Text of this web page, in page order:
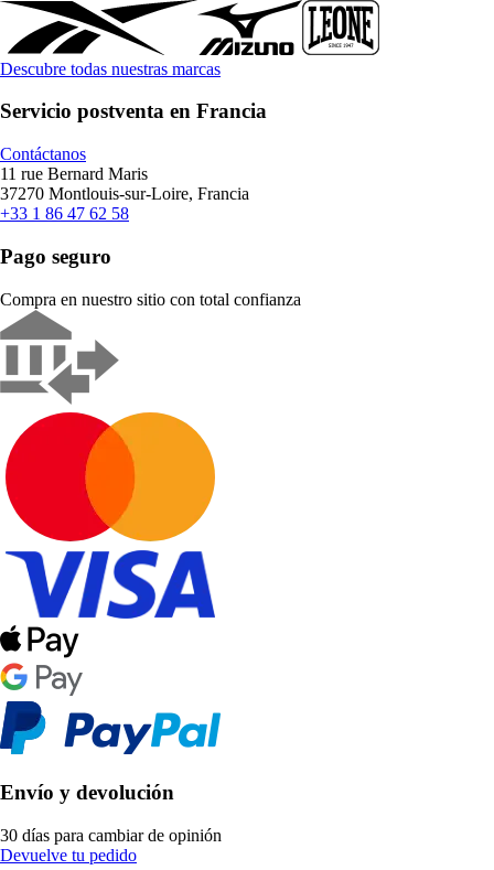
Descubre todas nuestras marcas
Servicio postventa en Francia
Contáctanos
11 rue Bernard Maris
37270 Montlouis-sur-Loire, Francia
+33 1 86 47 62 58
Pago seguro
Compra en nuestro sitio con total confianza
Envío y devolución
30 días para cambiar de opinión
Devuelve tu pedido